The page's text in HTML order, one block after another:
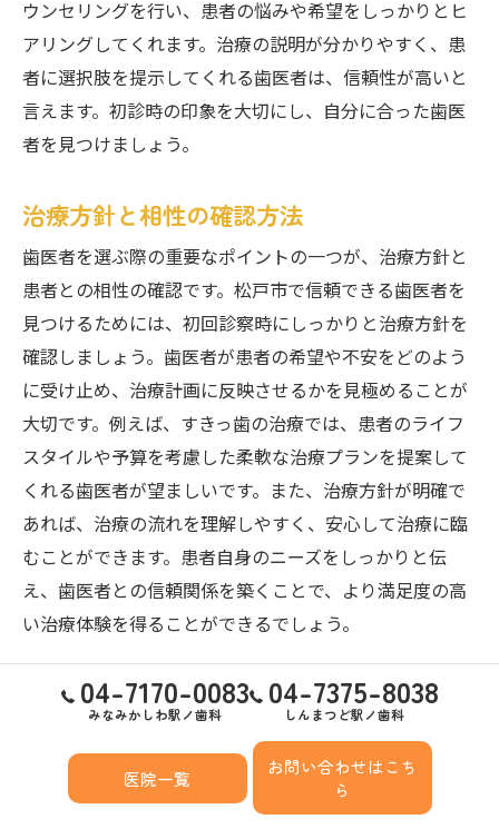
ウンセリングを行い、患者の悩みや希望をしっかりとヒ
アリングしてくれます。治療の説明が分かりやすく、患
者に選択肢を提示してくれる歯医者は、信頼性が高いと
言えます。初診時の印象を大切にし、自分に合った歯医
者を見つけましょう。
治療方針と相性の確認方法
歯医者を選ぶ際の重要なポイントの一つが、治療方針と
患者との相性の確認です。松戸市で信頼できる歯医者を
見つけるためには、初回診察時にしっかりと治療方針を
確認しましょう。歯医者が患者の希望や不安をどのよう
に受け止め、治療計画に反映させるかを見極めることが
大切です。例えば、すきっ歯の治療では、患者のライフ
スタイルや予算を考慮した柔軟な治療プランを提案して
くれる歯医者が望ましいです。また、治療方針が明確で
あれば、治療の流れを理解しやすく、安心して治療に臨
むことができます。患者自身のニーズをしっかりと伝
え、歯医者との信頼関係を築くことで、より満足度の高
い治療体験を得ることができるでしょう。
通院のしやすさを考慮した選び方
松戸市で歯医者を選ぶ際、通院のしやすさも重要な要素
です。歯医者の所在地や診療時間が自分の生活スタイル
に合っているかを確認することは、継続して治療を受け
04-7170-0083
みなみかしわ駅ノ歯科
04-7375-8038
しんまつど駅ノ歯科
医院一覧
お問い合わせはこち
ら